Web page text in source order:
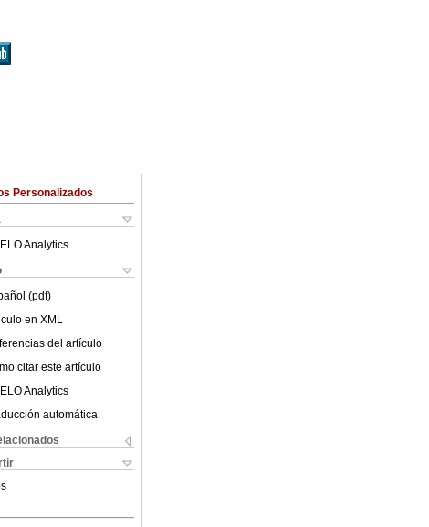
Personalizados
Analytics
(pdf)
en XML
del artículo
citar este artículo
Analytics
automática